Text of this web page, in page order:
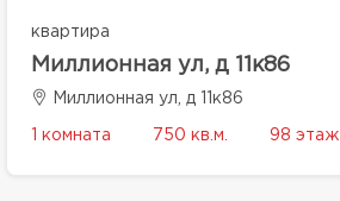
квартира
Миллионная ул, д 11к86
Миллионная ул, д 11к86
1 комната 750 кв.м. 98 этаж